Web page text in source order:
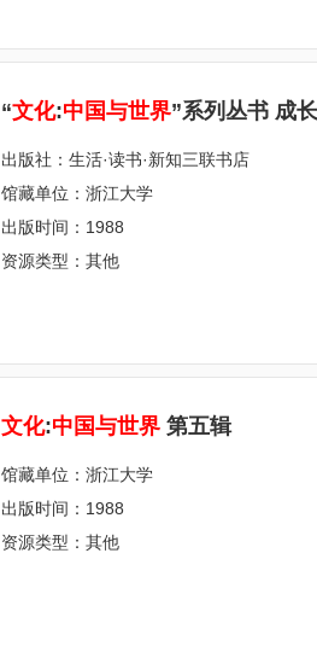
“文化:中 国与世界”系列丛书 成
出版社：生活·读书·新知三联书店
馆藏单位：浙江大学
出版时间：1988
资源类型：其他
文化:中 国与世界 第五辑
馆藏单位：浙江大学
出版时间：1988
资源类型：其他